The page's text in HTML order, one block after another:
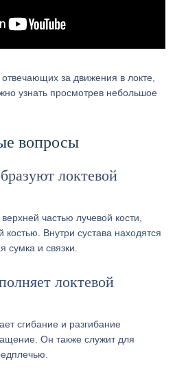
за движения в локте,
узнать просмотрев небольшое
вопросы
локтевой
частью лучевой кости,
костью. Внутри сустава находятся
сумка и связки.
локтевой
сгибание и разгибание
Он также служит для